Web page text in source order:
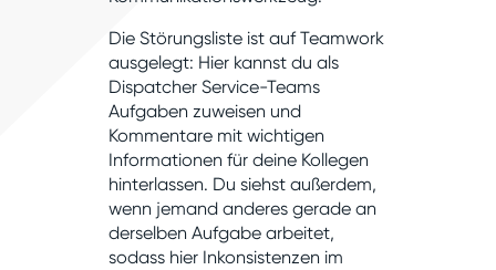
Die Störungsliste ist auf Teamwork
ausgelegt: Hier kannst du als
Dispatcher Service-Teams
Aufgaben zuweisen und
Kommentare mit wichtigen
Informationen für deine Kollegen
hinterlassen. Du siehst außerdem,
wenn jemand anderes gerade an
derselben Aufgabe arbeitet,
sodass hier Inkonsistenzen im